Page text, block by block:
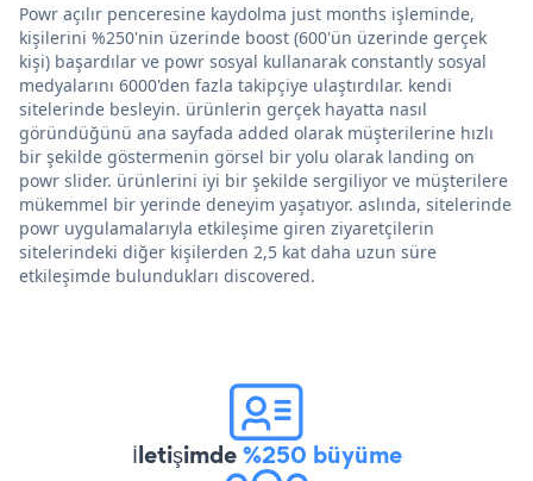
Powr açılır penceresine kaydolma just months işleminde,
kişilerini %250'nin üzerinde boost (600'ün üzerinde gerçek
kişi) başardılar ve powr sosyal kullanarak constantly sosyal
medyalarını 6000'den fazla takipçiye ulaştırdılar. kendi
sitelerinde besleyin. ürünlerin gerçek hayatta nasıl
göründüğünü ana sayfada added olarak müşterilerine hızlı
bir şekilde göstermenin görsel bir yolu olarak landing on
powr slider. ürünlerini iyi bir şekilde sergiliyor ve müşterilere
mükemmel bir yerinde deneyim yaşatıyor. aslında, sitelerinde
powr uygulamalarıyla etkileşime giren ziyaretçilerin
sitelerindeki diğer kişilerden 2,5 kat daha uzun süre
etkileşimde bulundukları discovered.
İletişimde%250 büyüme